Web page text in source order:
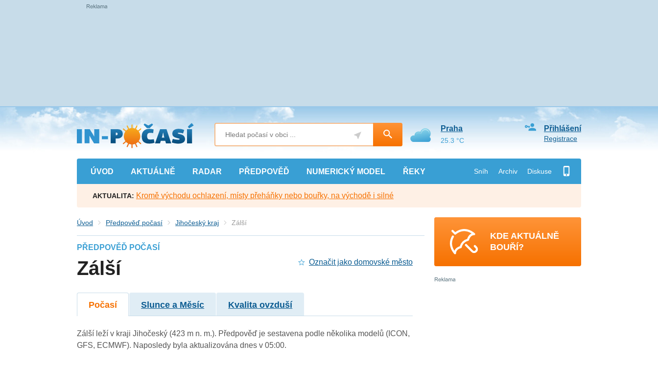
Přejít
na
hlavní
obsah
ÚVOD AKTUÁLNĚ RADAR PŘEDPOVĚĎ NUMERICKÝ MODEL ŘEKY Sníh Archiv Diskuse
Přihlášení
Registrace
Praha
25.3 °C
AKTUALITA: Kromě východu ochlazení, místy přeháňky nebo bouřky, na východě i silné
Úvod Předpověď počasí Jihočeský kraj Zálší
PŘEDPOVĚĎ POČASÍ
Zálší Označit jako domovské město
Počasí Slunce a Měsíc Kvalita ovzduší
Zálší leží v kraji Jihočeský (423 m n. m.). Předpověď je sestavena podle několika modelů (ICON,
GFS, ECMWF). Naposledy byla aktualizována dnes v 05:00.
KDE AKTUÁLNĚ
BOUŘÍ?